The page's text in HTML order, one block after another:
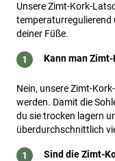
Unsere Zimt-Kork-
temperaturregulierend
deiner Füße.
Kann man
Nein, unsere Zimt-
werden. Damit die
du sie trocken lagern
überdurchschnittlich
Sind die Zimt-